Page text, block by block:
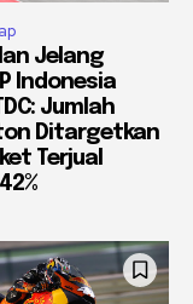
Jelang
Indonesia
Jumlah
Ditargetkan
Terjual